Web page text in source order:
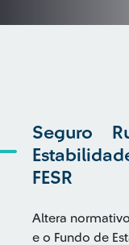
Seguro
FESR
Altera
e o Fundo de